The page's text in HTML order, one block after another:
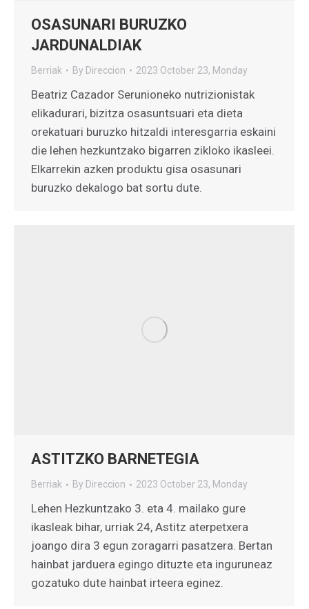
OSASUNARI BURUZKO
JARDUNALDIAK
Berriak By Direccion 2023 October 23, Monday
Beatriz Cazador Serunioneko nutrizionistak
elikadurari, bizitza osasuntsuari eta dieta
orekatuari buruzko hitzaldi interesgarria eskaini
die lehen hezkuntzako bigarren zikloko ikasleei.
Elkarrekin azken produktu gisa osasunari
buruzko dekalogo bat sortu dute.
ASTITZKO BARNETEGIA
Berriak By Direccion 2023 October 23, Monday
Lehen Hezkuntzako 3. eta 4. mailako gure
ikasleak bihar, urriak 24, Astitz aterpetxera
joango dira 3 egun zoragarri pasatzera. Bertan
hainbat jarduera egingo dituzte eta inguruneaz
gozatuko dute hainbat irteera eginez.